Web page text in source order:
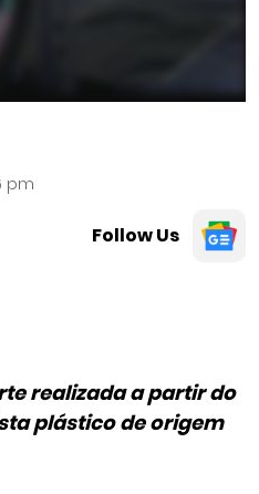
pm
Follow Us
realizada a partir do
plástico de origem